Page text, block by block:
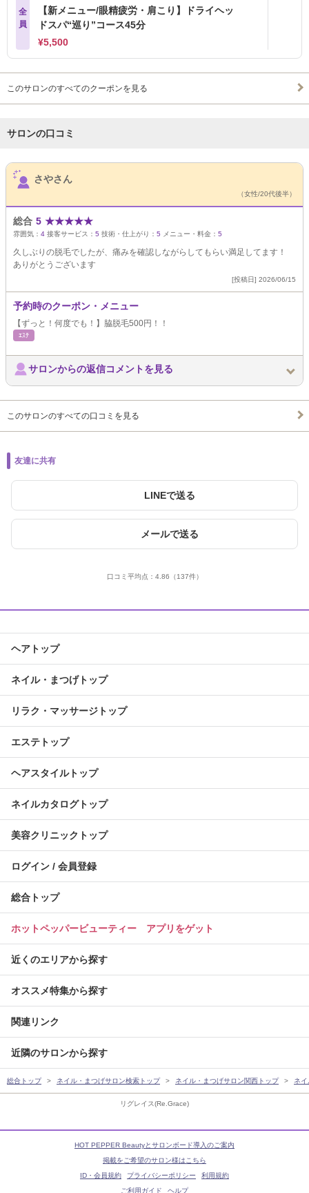
リグレイス(Re.Grace)
全
員
【新メニュー/眼精疲労・肩こり】ドライヘッ
ドスパ“巡り”コース45分
¥5,500
このサロンのすべてのクーポンを見る
サロンの口コミ
サロンPick Up
さやさん
（女性/20代後半）
総合 5 ★★★★★
雰囲気： 4 接客サービス： 5 技術・仕上がり： 5 メニュー・料金： 5
久しぶりの脱毛でしたが、痛みを確認しながらしてもらい満足してます！
ありがとうございます
[投稿日] 2026/06/15
予約時のクーポン・メニュー
【ずっと！何度でも！】脇脱毛500円！！
ｴｽﾃ
サロンからの返信コメントを見る
このサロンのすべての口コミを見る
友達に共有
LINEで送る
メールで送る
口コミ平均点： 4.86 （137件）
ヘアトップ
ネイル・まつげトップ
リラク・マッサージトップ
エステトップ
ヘアスタイルトップ
ネイルカタログトップ
美容クリニックトップ
ログイン / 会員登録
総合トップ
ホットペッパービューティー アプリをゲット
近くのエリアから探す
オススメ特集から探す
関連リンク
近隣のサロンから探す
総合トップ ネイル・まつげサロン検索トップ ネイル・まつげサロン関西トップ ネ
HOT PEPPER Beautyとサロンボード導入のご案内
掲載をご希望のサロン様はこちら
ID・会員規約
プライバシーポリシー
利用規約
ご利用ガイド
ヘルプ